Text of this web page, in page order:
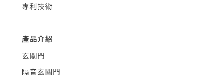
專利技術
產品介紹
玄關門
隔音玄關門